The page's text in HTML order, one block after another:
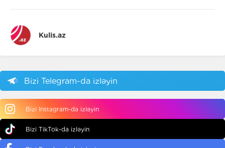
Kulis.az
Bizi Telegram-da izləyin
Bizi Instagram-da izləyin
Bizi TikTok-da izləyin